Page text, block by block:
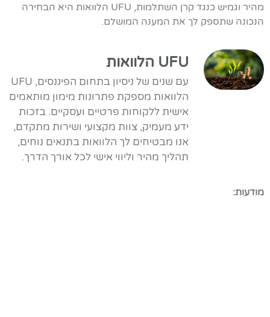
מהיר וגמיש כנגד קרן השתלמות, UFU הלוואות היא הבחירה
הנכונה שתספק לך את המענה המושלם.
UFU הלוואות
עם שנים של ניסיון בתחום הפיננסים, UFU
הלוואות מספקת פתרונות מימון מותאמים
אישית ללקוחות פרטיים ועסקיים. בזכות
ידע מעמיק, צוות מקצועי ושירות מתקדם,
אנו מבטיחים לך הלוואות בתנאים נוחים,
תהליך מהיר וליווי אישי לכל אורך הדרך.
מודעות: